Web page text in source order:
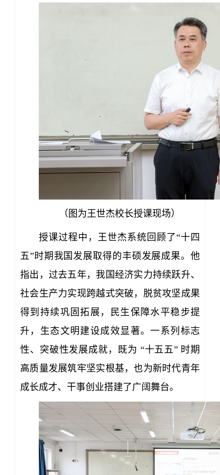
（图为王世杰校长授课现场）
授课过程中，王世杰系统回顾了“十四
五”时期我国发展取得的丰硕发展成果。他
指出，过去五年，我国经济实力持续跃升、
社会生产力实现跨越式突破，脱贫攻坚成果
得到持续巩固拓展，民生保障水平稳步提
升，生态文明建设成效显著。一系列标志
性、突破性发展成就，既为 “十五五” 时期
高质量发展筑牢坚实根基，也为新时代青年
成长成才、干事创业搭建了广阔舞台。